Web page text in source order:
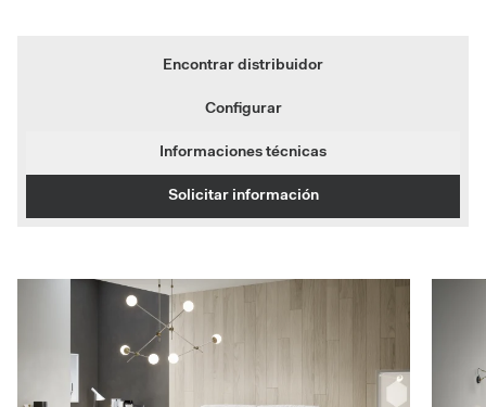
Encontrar distribuidor
Configurar
Informaciones técnicas
Solicitar información